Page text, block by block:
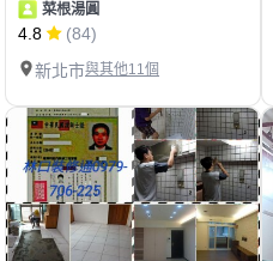
菜根湯圓
4.8
(84)
新北市與其他11個